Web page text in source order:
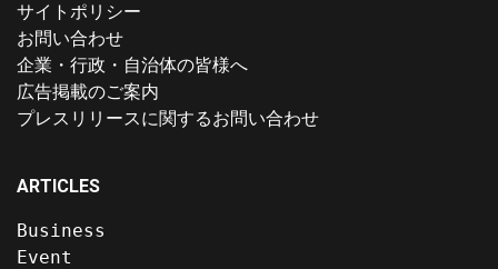
サイトポリシー
お問い合わせ
企業・行政・自治体の皆様へ
広告掲載のご案内
プレスリリースに関するお問い合わせ
ARTICLES
Business
Event